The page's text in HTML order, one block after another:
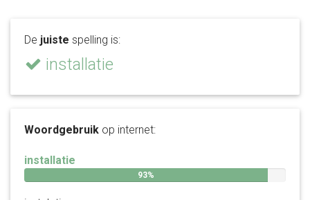
De juiste spelling is:
installatie
Woordgebruik op internet:
installatie
93%